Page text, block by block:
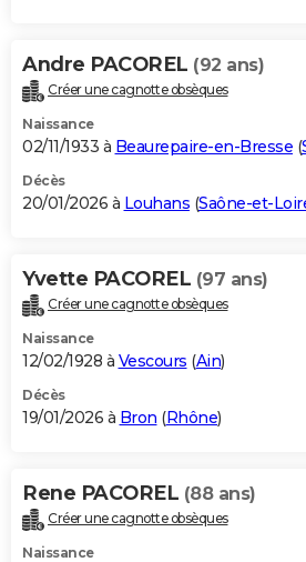
Carte de Noël
Carte Bonne année
Carte Saint-Valentin
Carte Pâques
Carte d'anniversaire
DICTIONNAIRE
Dictionnaire
Biographies
Citations
Expressions
Proverbes
PROGRAMME TV
S'inscrire
Se connecter
Lycées
Collèges
Primaires
Universités
Entreprises
Service militaire
Avis de recherche
AVIS DE DÉCÈS
Bricolage
Lifestyle
Culture
Sport
Auto
Television
Voyage
Cinema
Andre PACOREL (92 ans)
Créer une cagnotte obsèques
Naissance
02/11/1933 à Beaurepaire-en-Bresse (
Décès
20/01/2026 à Louhans (Saône-et-
Yvette PACOREL (97 ans)
Créer une cagnotte obsèques
Naissance
12/02/1928 à Vescours (Ain)
Décès
19/01/2026 à Bron (Rhône)
Rene PACOREL (88 ans)
Créer une cagnotte obsèques
Naissance